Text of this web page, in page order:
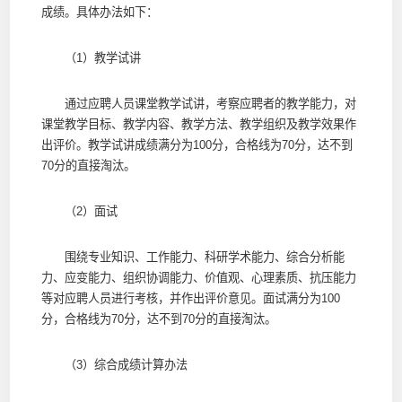
成绩。具体办法如下：
（1）教学试讲
通过应聘人员课堂教学试讲，考察应聘者的教学能力，对
课堂教学目标、教学内容、教学方法、教学组织及教学效果作
出评价。教学试讲成绩满分为100分，合格线为70分，达不到
70分的直接淘汰。
（2）面试
围绕专业知识、工作能力、科研学术能力、综合分析能
力、应变能力、组织协调能力、价值观、心理素质、抗压能力
等对应聘人员进行考核，并作出评价意见。面试满分为100
分，合格线为70分，达不到70分的直接淘汰。
（3）综合成绩计算办法